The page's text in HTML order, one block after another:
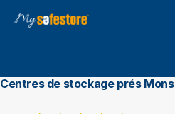
Centres de stockage prés Mons